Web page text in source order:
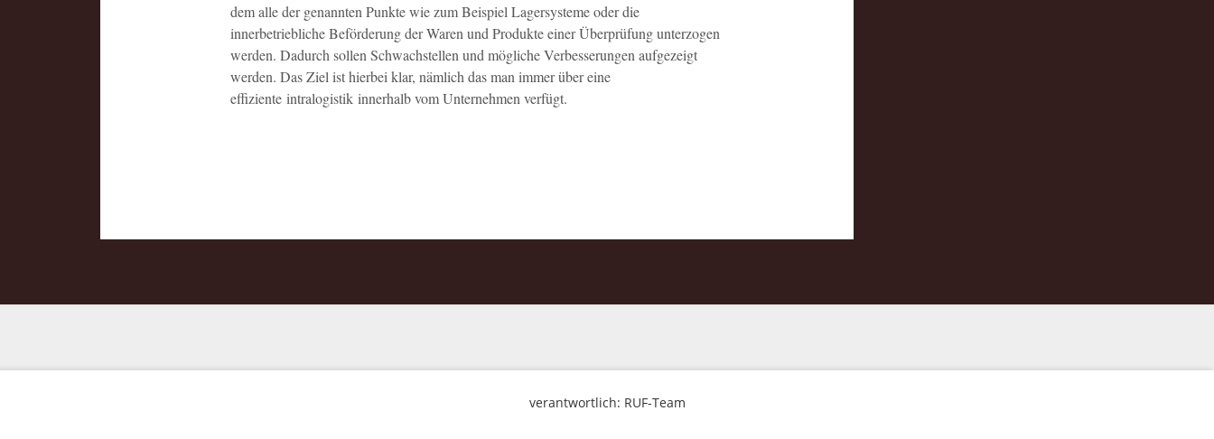
dem alle der genannten Punkte wie zum Beispiel Lagersysteme oder die
innerbetriebliche Beförderung der Waren und Produkte einer Überprüfung unterzogen
werden. Dadurch sollen Schwachstellen und mögliche Verbesserungen aufgezeigt
werden. Das Ziel ist hierbei klar, nämlich das man immer über eine
effiziente intralogistik innerhalb vom Unternehmen verfügt.
verantwortlich: RUF-Team